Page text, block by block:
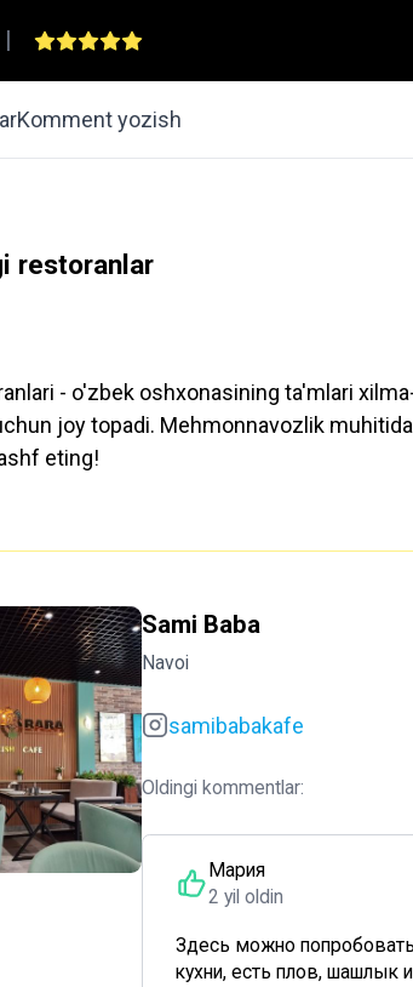
|
Komment yozish
restoranlar
- o'zbek oshxonasining ta'mlari
joy topadi. Mehmonnavozlik
eting!
Sami Baba
Navoi
samibabakafe
Oldingi kommentlar:
Мария
2 yil oldin
Здесь можно
кухни, есть плов, шашлык